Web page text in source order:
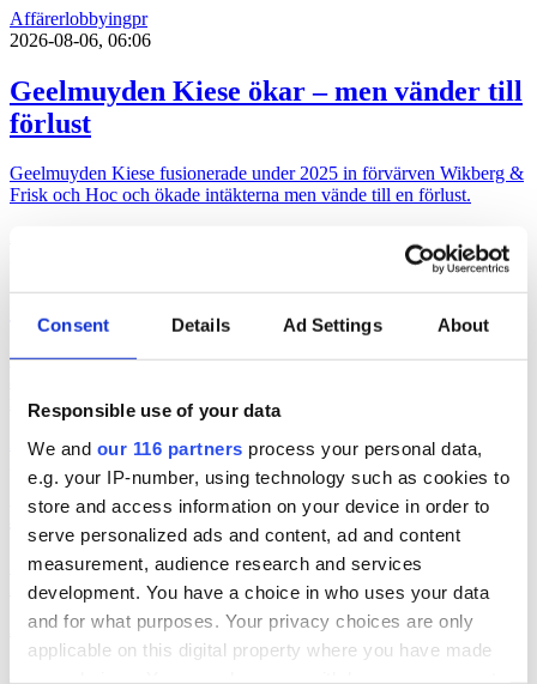
Consent Details Ad Settings About
Responsible use of your data
We and our 116 partners process your personal data,
e.g. your IP-number, using technology such as cookies to
store and access information on your device in order to
serve personalized ads and content, ad and content
measurement, audience research and services
development. You have a choice in who uses your data
and for what purposes. Your privacy choices are only
applicable on this digital property where you have made
Affärerlobbyingpr
2026-08-06, 06:06
Geelmuyden Kiese ökar – men vänder till
förlust
Geelmuyden Kiese fusionerade under 2025 in förvärven Wikberg &
Frisk och Hoc och ökade intäkterna men vände till en förlust.
En av Sveriges största reklambyråer åstadkom en avsevärd ökning
räkenskapsåret 2025.
Affärerpr
Burson upp 19 procent
Bursons pr-byrå i Sverige ökade både intäkten och vinsten under
2025.
Affärer pr